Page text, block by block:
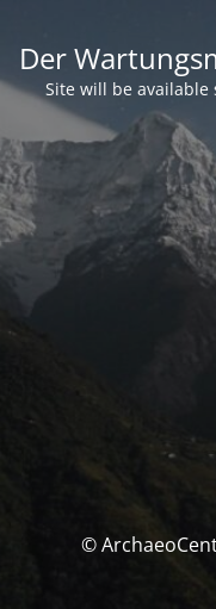
Der
Site will be available
©